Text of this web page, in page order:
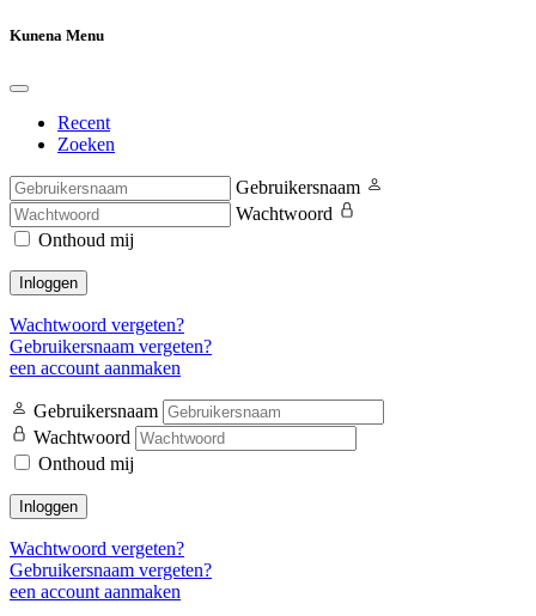
Kunena Menu
Recent
Zoeken
Gebruikersnaam
Wachtwoord
Onthoud mij
Inloggen
Wachtwoord vergeten?
Gebruikersnaam vergeten?
een account aanmaken
Gebruikersnaam
Wachtwoord
Onthoud mij
Inloggen
Wachtwoord vergeten?
Gebruikersnaam vergeten?
een account aanmaken